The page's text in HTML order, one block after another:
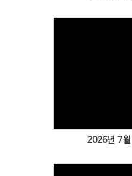
2026년 7월